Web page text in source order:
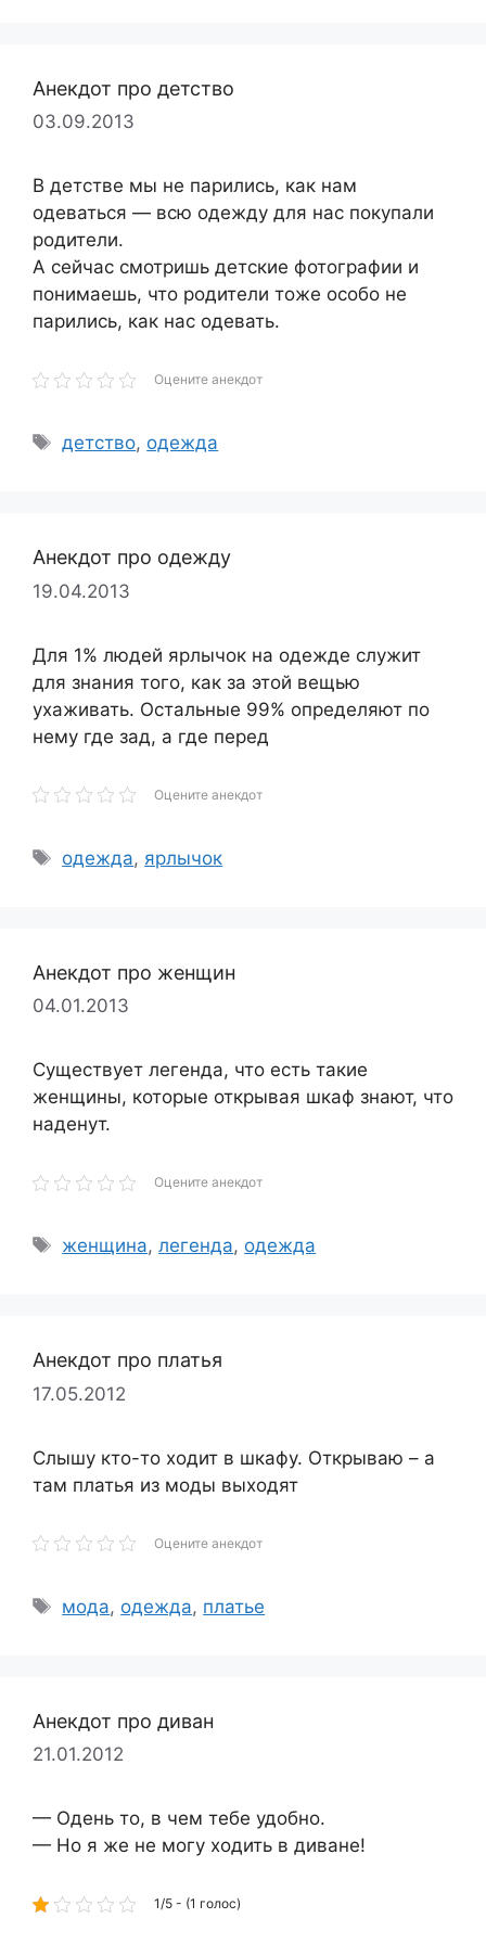
Анекдот про детство
03.09.2013
В детстве мы не парились, как нам
одеваться — всю одежду для нас покупали
родители.
А сейчас смотришь детские фотографии и
понимаешь, что родители тоже особо не
парились, как нас одевать.
Оцените анекдот
Метки
детство, одежда
Анекдот про одежду
19.04.2013
Для 1% людей ярлычок на одежде служит
для знания того, как за этой вещью
ухаживать. Остальные 99% определяют по
нему где зад, а где перед
Оцените анекдот
Метки
одежда, ярлычок
Анекдот про женщин
04.01.2013
Существует легенда, что есть такие
женщины, которые открывая шкаф знают, что
наденут.
Оцените анекдот
Метки
женщина,легенда, одежда
Анекдот про платья
17.05.2012
Слышу кто-то ходит в шкафу. Открываю – а
там платья из моды выходят
Оцените анекдот
Метки
мода, одежда, платье
Анекдот про диван
21.01.2012
— Одень то, в чем тебе удобно.
— Но я же не могу ходить в диване!
1/5 - (1 голос)